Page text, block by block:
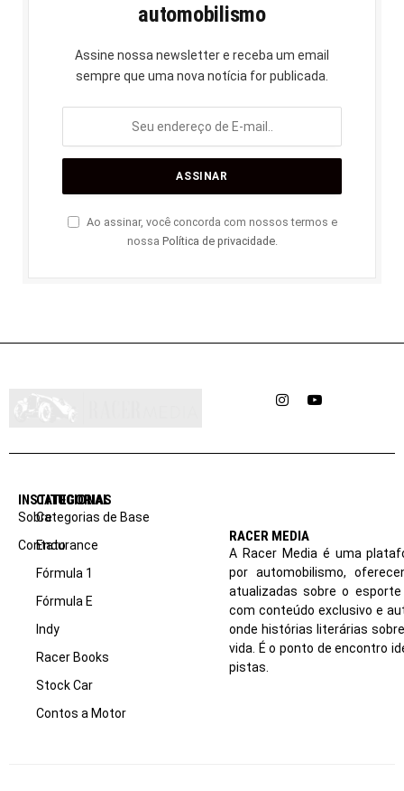
automobilismo
Assine nossa newsletter e receba um email
sempre que uma nova notícia for publicada.
Ao assinar, você concorda com nossos termos e
nossa Política de privacidade.
InstagramYouTube
INSTITUCIONAL
Sobre
Contato
CATEGORIAS
Categorias de Base
Endurance
Fórmula 1
Fórmula E
Indy
Racer Books
Stock Car
Contos a Motor
RACER MEDIA
A Racer Media é uma
por automobilismo,
atualizadas sobre o
com conteúdo exclusivo e
onde histórias literárias
vida. É o ponto de encontro
pistas.